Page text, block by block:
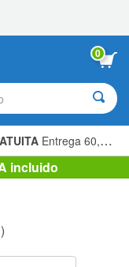
0
Entrega 60,00 € »
incluido